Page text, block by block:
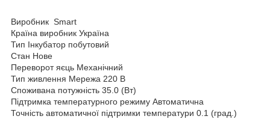
Виробник Smart
Країна виробник Україна
Тип Інкубатор побутовий
Стан Нове
Переворот яєць Механічний
Тип живлення Мережа 220 В
Споживана потужність 35.0 (Вт)
Підтримка температурного режиму Автоматична
Точність автоматичної підтримки температури 0.1 (град.)